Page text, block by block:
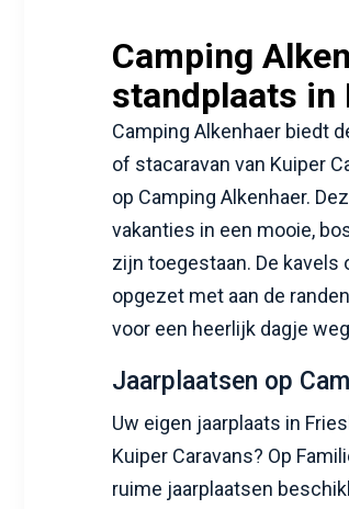
Camping
standplaats in
Camping Alkenhaer biedt
of stacaravan van Kuiper
op Camping Alkenhaer.
vakanties in een mooie,
zijn toegestaan. De kavels
opgezet met aan de
voor een heerlijk dagje
Jaarplaatsen op
Uw eigen jaarplaats in
Kuiper Caravans? Op
ruime jaarplaatsen